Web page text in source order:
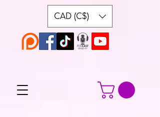
CAD (C$)